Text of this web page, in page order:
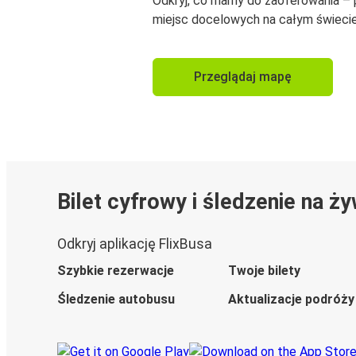
miejsc docelowych na całym
Przeglądaj mapę
Bilet cyfrowy i śledzenie na
Odkryj aplikację FlixBusa
Szybkie rezerwacje
Twoje bilety
Śledzenie autobusu
Aktualizacje podróży